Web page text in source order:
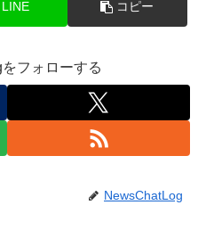
LINE コピー
フォローする
NewsChatLog